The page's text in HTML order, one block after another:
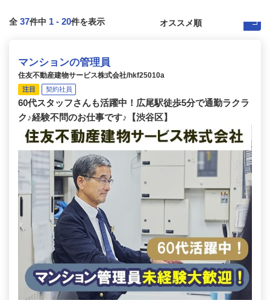
全 37件中 1 - 20件を表示
マンションの管理員
住友不動産建物サービス株式会社/hkf25010a
注目 契約社員
60代スタッフさんも活躍中！広尾駅徒歩5分で通勤ラクラ
ク♪経験不問のお仕事です♪【渋谷区】